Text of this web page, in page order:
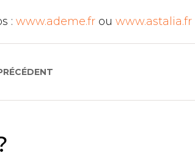
:www.ademe.fr ouwww.astalia.fr